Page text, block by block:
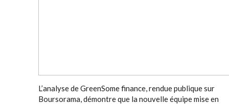
L’analyse de GreenSome finance, rendue publique sur
Boursorama, démontre que la nouvelle équipe mise en